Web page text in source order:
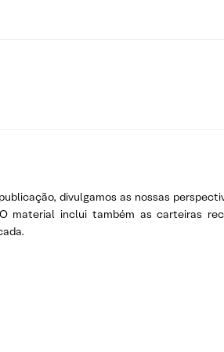
divulgamos as nossas
material inclui também as carteiras